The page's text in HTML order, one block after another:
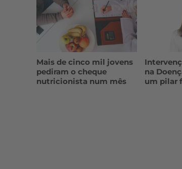
Mais de cinco mil jovens
pediram o cheque
nutricionista num mês
na
um pilar